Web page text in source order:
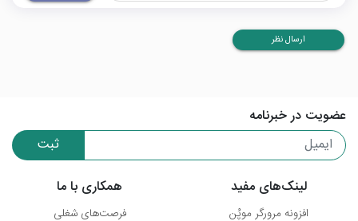
ارسال نظر
عضویت در خبرنامه
ثبت
لینک‌های مفید
افزونه مرورگر موپُن
همکاری با ما
فرصت‌های شغلی